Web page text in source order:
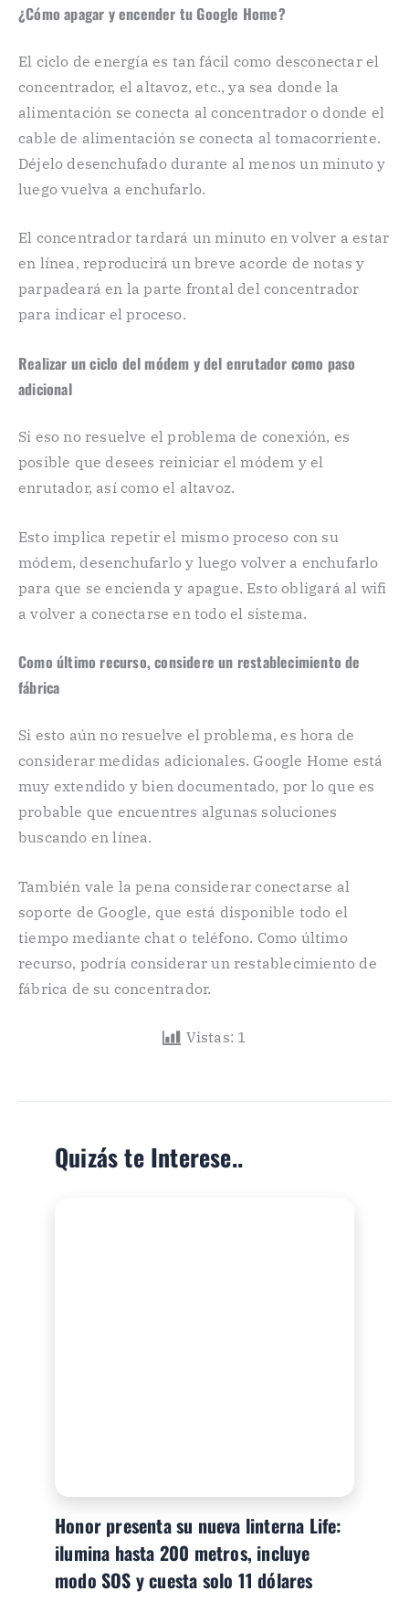
¿Cómo apagar y encender tu Google Home?
El ciclo de energía es tan fácil como desconectar el
concentrador, el altavoz, etc., ya sea donde la
alimentación se conecta al concentrador o donde el
cable de alimentación se conecta al tomacorriente.
Déjelo desenchufado durante al menos un minuto y
luego vuelva a enchufarlo.
El concentrador tardará un minuto en volver a estar
en línea, reproducirá un breve acorde de notas y
parpadeará en la parte frontal del concentrador
para indicar el proceso.
Realizar un ciclo del módem y del enrutador como paso
adicional
Si eso no resuelve el problema de conexión, es
posible que desees reiniciar el módem y el
enrutador, así como el altavoz.
Esto implica repetir el mismo proceso con su
módem, desenchufarlo y luego volver a enchufarlo
para que se encienda y apague. Esto obligará al wifi
a volver a conectarse en todo el sistema.
Como último recurso, considere un restablecimiento de
fábrica
Si esto aún no resuelve el problema, es hora de
considerar medidas adicionales. Google Home está
muy extendido y bien documentado, por lo que es
probable que encuentres algunas soluciones
buscando en línea.
También vale la pena considerar conectarse al
soporte de Google, que está disponible todo el
tiempo mediante chat o teléfono. Como último
recurso, podría considerar un restablecimiento de
fábrica de su concentrador.
Vistas: 1
Quizás te Interese..
Honor presenta su nueva linterna Life:
ilumina hasta 200 metros, incluye
modo SOS y cuesta solo 11 dólares